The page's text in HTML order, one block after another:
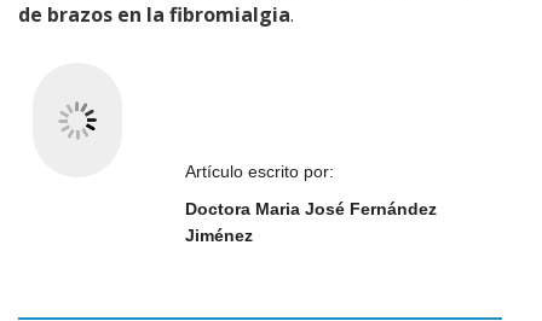
de brazos en la fibromialgia.
Artículo escrito por:
Doctora Maria José Fernández
Jiménez